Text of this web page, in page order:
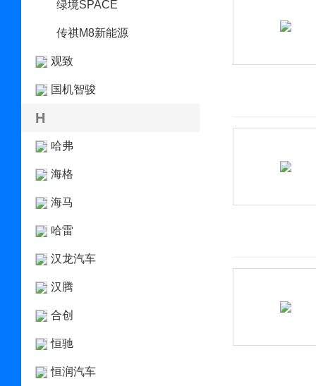
绿境SPACE
传祺M8新能源
观致
国机智骏
H
哈弗
海格
海马
哈雷
汉龙汽车
汉腾
合创
恒驰
恒润汽车